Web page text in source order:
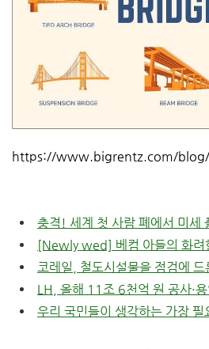
https://www.bigrentz.com/
충격! 세계 첫 사람 폐에서 미세
[Newly wed] 베컴 아들의 화
코레일, 철도시설물을 점검에
LH, 올해 11조 6천억 원 공사·
우리 국민들이 생각하는 가장